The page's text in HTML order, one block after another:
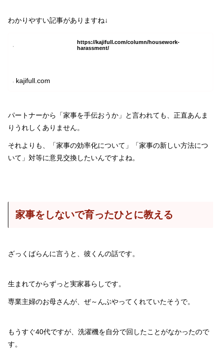
わかりやすい記事がありますね↓
https://kajifull.com/column/housework-
harassment/
kajifull.com
パートナーから「家事を手伝おうか」と言われても、正直あんま
りうれしくありません。
それよりも、「家事の効率化について」「家事の新しい方法につ
いて」対等に意見交換したいんですよね。
家事をしないで育ったひとに教える
ざっくばらんに言うと、彼くんの話です。
生まれてからずっと実家暮らしです。
専業主婦のお母さんが、ぜ～んぶやってくれていたそうで。
もうすぐ40代ですが、洗濯機を自分で回したことがなかったので
す。